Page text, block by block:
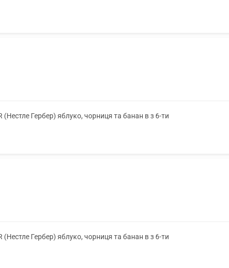
(Нестле Гербер) яблуко, чорниця та банан в з 6-ти
(Нестле Гербер) яблуко, чорниця та банан в з 6-ти